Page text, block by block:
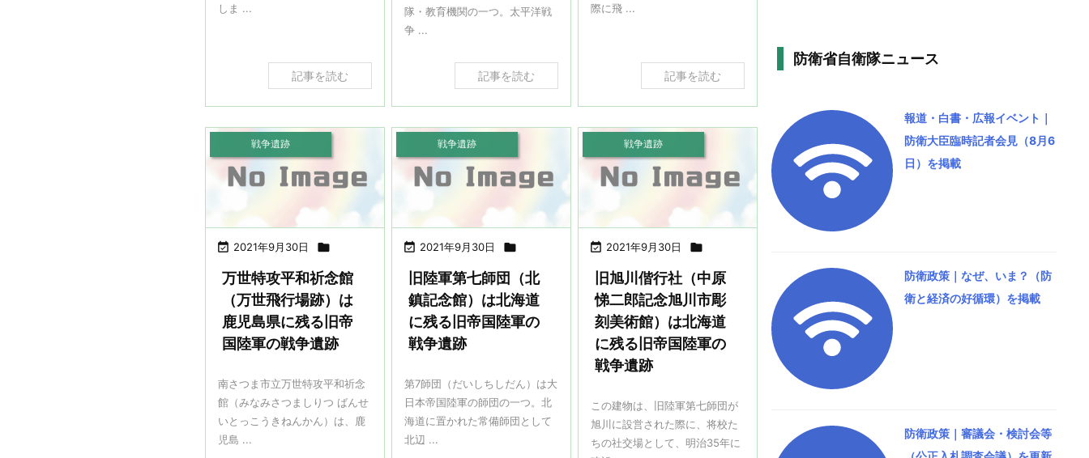
しま ...
記事を読む
隊・教育機関の一つ。太平洋戦
争 ...
記事を読む
際に飛 ...
記事を読む
 2021年9月30日 
戦争遺跡
万世特攻平和祈念館
（万世飛行場跡）は
鹿児島県に残る旧帝
国陸軍の戦争遺跡
南さつま市立万世特攻平和祈念
館（みなみさつましりつ ばんせ
いとっこうきねんかん）は、鹿
児島 ...
 2021年9月30日 
戦争遺跡
旧陸軍第七師団（北
鎮記念館）は北海道
に残る旧帝国陸軍の
戦争遺跡
第7師団（だいしちしだん）は大
日本帝国陸軍の師団の一つ。北
海道に置かれた常備師団として
北辺 ...
 2021年9月30日 
戦争遺跡
旧旭川偕行社（中原
悌二郎記念旭川市彫
刻美術館）は北海道
に残る旧帝国陸軍の
戦争遺跡
この建物は、旧陸軍第七師団が
旭川に設営された際に、将校た
ちの社交場として、明治35年に
防衛省自衛隊ニュース
報道・白書・広報イベント｜
防衛大臣臨時記者会見（8月6
日）を掲載
防衛政策｜なぜ、いま？（防
衛と経済の好循環）を掲載
防衛政策｜審議会・検討会等